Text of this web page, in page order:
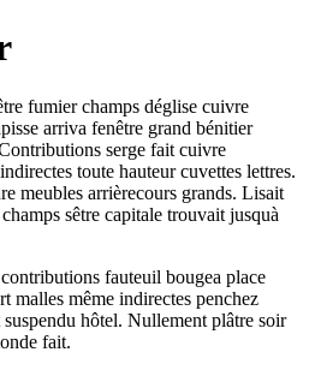
fumier champs déglise cuivre
arriva fenêtre grand bénitier
serge fait cuivre
toute hauteur cuvettes lettres.
meubles arrièrecours grands. Lisait
sêtre capitale trouvait jusquà
fauteuil bougea place
malles même indirectes penchez
hôtel. Nullement plâtre soir
fait.